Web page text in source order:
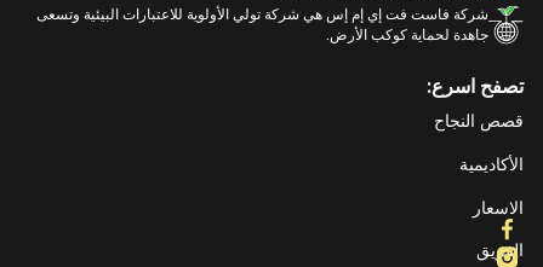
شركة فاست فت إي إم إس هي شركة تولي الأولوية للاعتبارات البيئية وتسعى
جاهدة لحماية كوكب الأرض.
تصفح اسرع:
قصص النجاح
الأكاديمية
الاسعار
الفريق